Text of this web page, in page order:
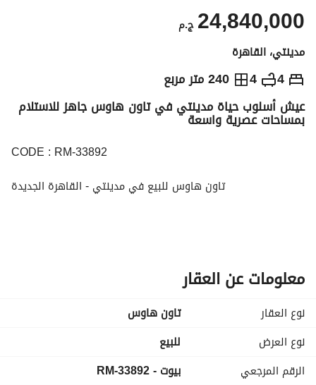
ج.م 24,840,000
مدينتي، القاهرة
4
4 240 متر مربع ج.م 24,840,000
التفاصيل الاتجاهات والمؤشرات رهن عقاري
عيش أسلوب حياة مدينتي في تاون هاوس جاهز للاستلام
بمساحات عصرية واسعة
CODE : RM-33892
تاون هاوس للبيع في مدينتي - القاهرة الجديدة
معلومات عن العقار
نوع العقار
تاون هاوس
نوع العرض
للبيع
الرقم المرجعي
بيوت - RM-33892